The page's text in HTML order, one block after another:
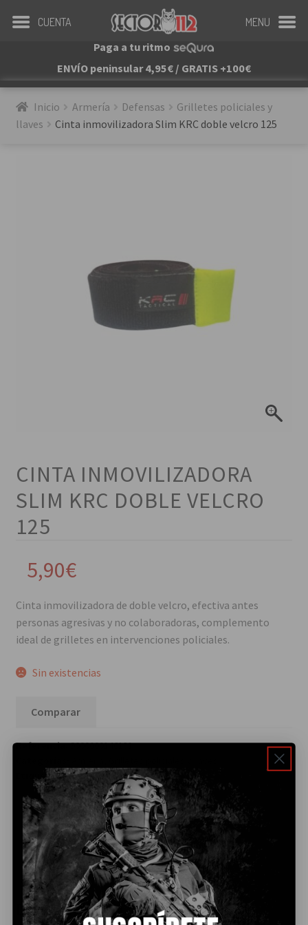
Paga a tu ritmo
ENVÍO peninsular 4,95€ / GRATIS +100€
Inicio Armería Defensas
Grilletes policiales y
llaves
Cinta inmovilizadora Slim KRC doble velcro 125
CINTA INMOVILIZADORA
SLIM KRC DOBLE VELCRO
125
5,90€
Cinta inmovilizadora de doble velcro, efectiva antes
personas agresivas y no colaboradoras, complemento
ideal de grilletes en intervenciones policiales.
Sin existencias
Comparar
Referencia:9000000146181
Etiqueta:KRC TACTICAL
Descripción
Valoraciones
(0)
DESCRIPCIÓN
CUENTA MENU